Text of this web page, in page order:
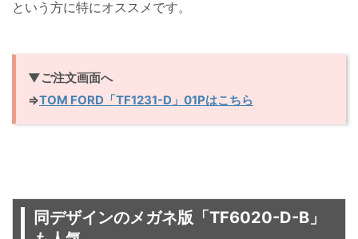
という方に特にオススメです。
▼ご注文画面へ
⇒TOM FORD「TF1231-D」01Pはこちら
同デザインのメガネ版「TF6020-D-B」